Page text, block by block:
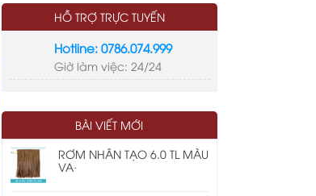
HỖ TRỢ TRỰC TUYẾN
Hotline: 0786.074.999
Giờ làm việc: 24/24
tre nhân tạothi công nhà mái lá
kinh phí xây dựng nhà mái lá
cửa cuốn chống cháy ei
BÀI VIẾT MỚI
RƠM NHÂN TẠO 6.0 TL MÀU
VA·